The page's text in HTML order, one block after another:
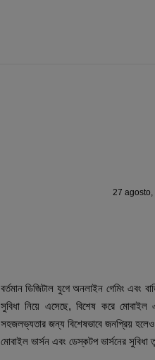
27 agosto,
বর্তমান ডিজিটাল যুগে অনলাইন গেমিং এবং
সুবিধা নিয়ে এসেছে, বিশেষ করে
সহজলভ্যতার জন্য বিশেষভাবে জনপ্রিয়
মোবাইল ভার্সন এবং ডেস্কটপ ভার্সনের